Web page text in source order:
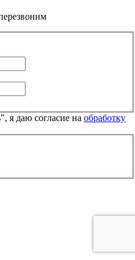
я даю согласие на обработку